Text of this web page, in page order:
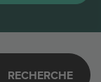
RECHERCHE